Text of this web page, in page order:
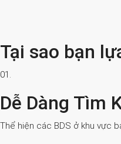
Tại sao bạn
01.
Dễ Dàng Tìm
Thể hiện các BDS ở khu vực